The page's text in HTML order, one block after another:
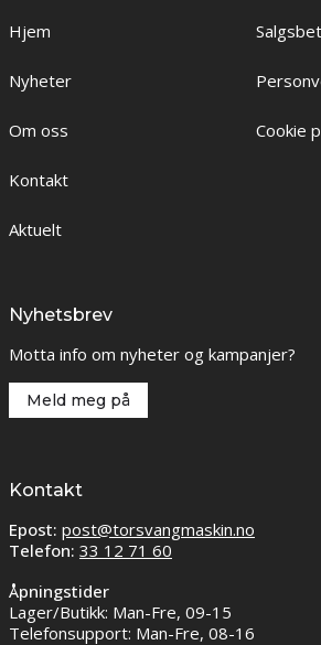
Hjem
Nyheter
Om oss
Kontakt
Aktuelt
Cookie
Nyhetsbrev
Motta info om nyheter og kampanjer?
Meld meg på
Kontakt
Epost: post@torsvangmaskin.no
Telefon: 33 12 71 60
Åpningstider
Lager/Butikk: Man-Fre, 09-15
Telefonsupport: Man-Fre, 08-16